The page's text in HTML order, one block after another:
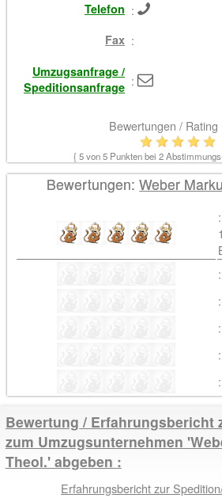
Telefon :
Fax :
Umzugsanfrage /
Speditionsanfrage :
Bewertungen / Rating
{5von 5 Punkten bei2
Bewertungen:Weber
Bewertung / Erfahrungsbericht
zum Umzugsunternehmen
Theol.' abgeben
Erfahrungsbericht zur